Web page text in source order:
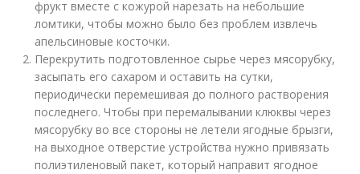
фрукт вместе с кожурой нарезать на небольшие
ломтики, чтобы можно было без проблем извлечь
апельсиновые косточки.
Перекрутить подготовленное сырье через мясорубку,
засыпать его сахаром и оставить на сутки,
периодически перемешивая до полного растворения
последнего. Чтобы при перемалывании клюквы через
мясорубку во все стороны не летели ягодные брызги,
на выходное отверстие устройства нужно привязать
полиэтиленовый пакет, который направит ягодное